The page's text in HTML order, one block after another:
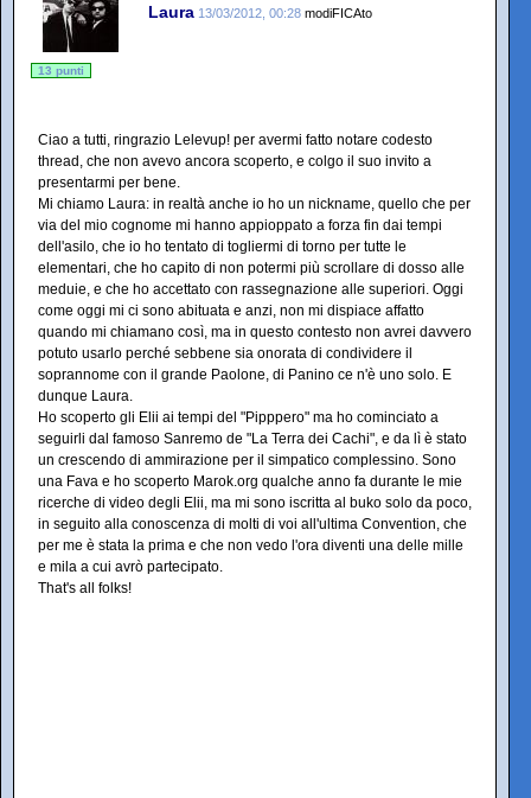
Laura 13/03/2012, 00:28 modiFICAto
13 punti
Ciao a tutti, ringrazio Lelevup! per avermi fatto notare codesto
thread, che non avevo ancora scoperto, e colgo il suo invito a
presentarmi per bene.
Mi chiamo Laura: in realtà anche io ho un nickname, quello che per
via del mio cognome mi hanno appioppato a forza fin dai tempi
dell'asilo, che io ho tentato di togliermi di torno per tutte le
elementari, che ho capito di non potermi più scrollare di dosso alle
meduie, e che ho accettato con rassegnazione alle superiori. Oggi
come oggi mi ci sono abituata e anzi, non mi dispiace affatto
quando mi chiamano così, ma in questo contesto non avrei davvero
potuto usarlo perché sebbene sia onorata di condividere il
soprannome con il grande Paolone, di Panino ce n'è uno solo. E
dunque Laura.
Ho scoperto gli Elii ai tempi del "Pipppero" ma ho cominciato a
seguirli dal famoso Sanremo de "La Terra dei Cachi", e da lì è stato
un crescendo di ammirazione per il simpatico complessino. Sono
una Fava e ho scoperto Marok.org qualche anno fa durante le mie
ricerche di video degli Elii, ma mi sono iscritta al buko solo da poco,
in seguito alla conoscenza di molti di voi all'ultima Convention, che
per me è stata la prima e che non vedo l'ora diventi una delle mille
e mila a cui avrò partecipato.
That's all folks!